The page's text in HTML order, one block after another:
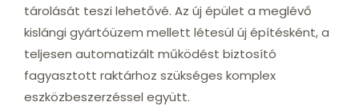
tárolását teszi lehetővé. Az új épület a meglévő
kislángi gyártóüzem mellett létesül új építésként, a
teljesen automatizált működést biztosító
fagyasztott raktárhoz szükséges komplex
eszközbeszerzéssel együtt.